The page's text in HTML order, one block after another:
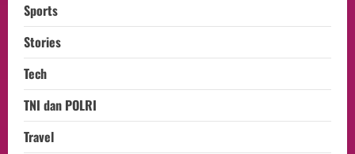
Sports
Stories
Tech
TNI dan POLRI
Travel